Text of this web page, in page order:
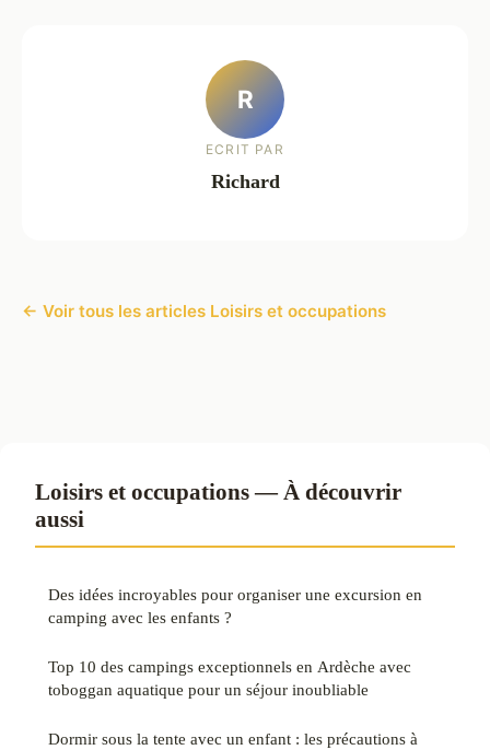
R
ECRIT PAR
Richard
← Voir tous les articles Loisirs et occupations
Loisirs et occupations — À découvrir
aussi
Des idées incroyables pour organiser une excursion en
camping avec les enfants ?
Top 10 des campings exceptionnels en Ardèche avec
toboggan aquatique pour un séjour inoubliable
Dormir sous la tente avec un enfant : les précautions à